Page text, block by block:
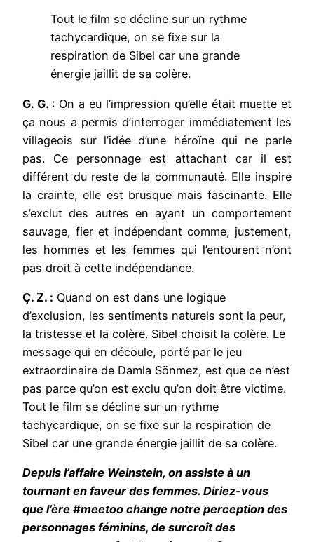
Tout le film se décline sur un rythme
tachycardique, on se fixe sur la
respiration de Sibel car une grande
énergie jaillit de sa colère.
G. G. : On a eu l’impression qu’elle était muette et
ça nous a permis d’interroger immédiatement les
villageois sur l’idée d’une héroïne qui ne parle
pas. Ce personnage est attachant car il est
différent du reste de la communauté. Elle inspire
la crainte, elle est brusque mais fascinante. Elle
s’exclut des autres en ayant un comportement
sauvage, fier et indépendant comme, justement,
les hommes et les femmes qui l’entourent n’ont
pas droit à cette indépendance.
Ç. Z. : Quand on est dans une logique
d’exclusion, les sentiments naturels sont la peur,
la tristesse et la colère. Sibel choisit la colère. Le
message qui en découle, porté par le jeu
extraordinaire de Damla Sönmez, est que ce n’est
pas parce qu’on est exclu qu’on doit être victime.
Tout le film se décline sur un rythme
tachycardique, on se fixe sur la respiration de
Sibel car une grande énergie jaillit de sa colère.
Depuis l’affaire Weinstein, on assiste à un
tournant en faveur des femmes. Diriez-vous
que l’ère #meetoo change notre perception des
personnages féminins, de surcroît des